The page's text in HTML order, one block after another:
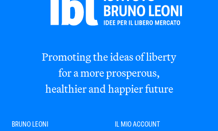
Promoting the ideas of liberty
for a more prosperous,
healthier and happier future
BRUNO LEONI
IL MIO ACCOUNT